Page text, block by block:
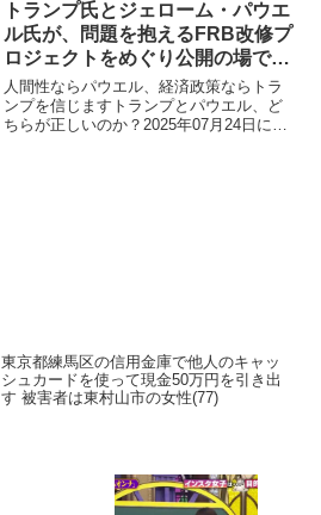
トランプ氏とジェローム・パウエ
ル氏が、問題を抱えるFRB改修プ
ロジェクトをめぐり公開の場で対
立
人間性ならパウエル、経済政策ならトラ
ンプを信じますトランプとパウエル、ど
ちらが正しいのか？2025年07月24日に公
東京都練馬区の信用金庫で他人のキャッ
シュカードを使って現金50万円を引き出
す 被害者は東村山市の女性(77)